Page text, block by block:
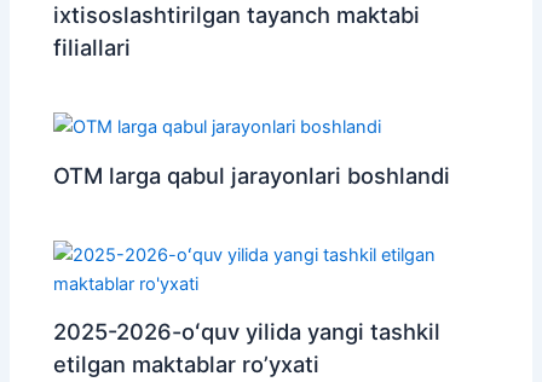
ixtisoslashtirilgan tayanch maktabi
filiallari
OTM larga qabul jarayonlari boshlandi
2025-2026-oʻquv yilida yangi tashkil
etilgan maktablar ro’yxati